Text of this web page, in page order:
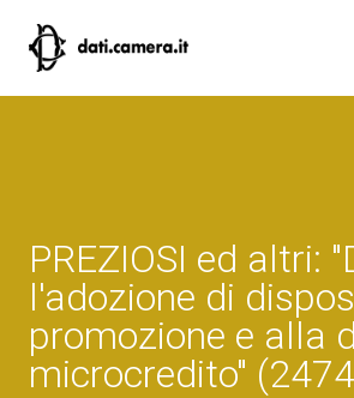
PREZIOSI ed altri:
l'adozione di
promozione e alla
microcredito"